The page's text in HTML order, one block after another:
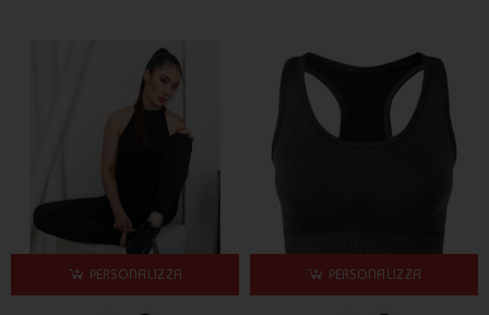
PERSONALIZZA PERSONALIZZA